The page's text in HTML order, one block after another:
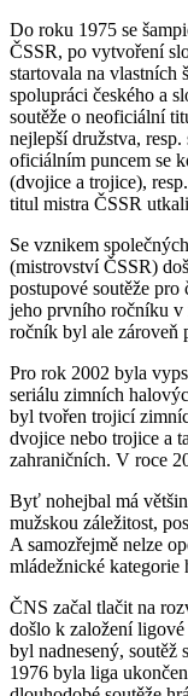
Do roku 1975 se
ČSSR, po vytvoření
startovala na vlastních
spolupráci českého a
soutěže o neoficiální
nejlepší družstva,
oficiálním puncem se
(dvojice a trojice),
titul mistra ČSSR
Se vznikem
(mistrovství ČSSR)
postupové soutěže pro
jeho prvního ročníku
ročník byl ale zároveň
Pro rok 2002 byla
seriálu zimních
byl tvořen trojicí
dvojice nebo trojice a
zahraničních. V roce
Byť nohejbal má
mužskou záležitost,
A samozřejmě nelze
mládežnické kategorie
ČNS začal tlačit na
došlo k založení
byl nadnesený, soutěž
1976 byla liga